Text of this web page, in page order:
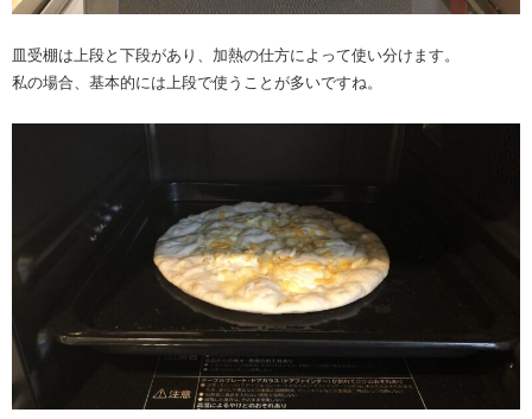
皿受棚は上段と下段があり、加熱の仕方によって使い分けます。
私の場合、基本的には上段で使うことが多いですね。